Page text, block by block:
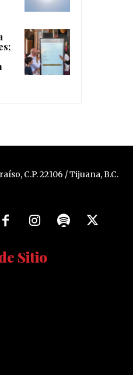
C.P. 22106 / Tijuana, B.C.
Sitio